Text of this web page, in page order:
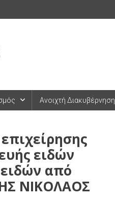
Ανοιχτή Διακυβέρνηση
ειδών
από
ΝΙΚΟΛΑΟΣ